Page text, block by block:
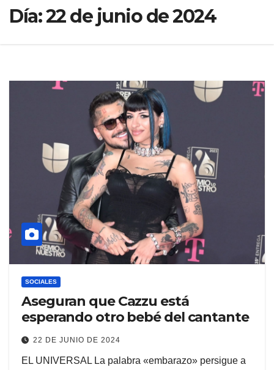
Día:22 de junio de 2024
SOCIALES
Aseguran que Cazzu está
esperando otro bebé del cantante
22 DE JUNIO DE 2024
EL UNIVERSAL La palabra «embarazo» persigue a